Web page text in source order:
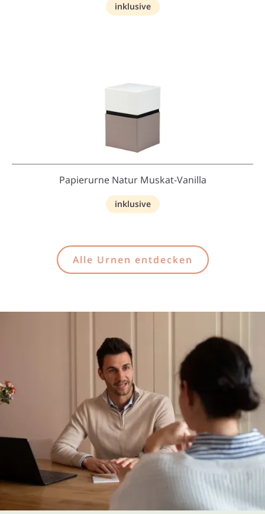
inklusive
Papierurne Natur Muskat-Vanilla
inklusive
Alle Urnen entdecken